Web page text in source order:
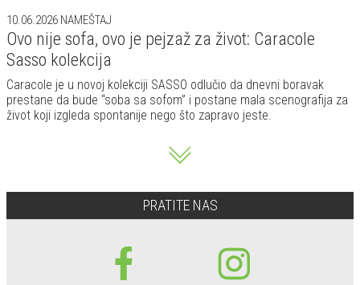
10.06.2026 NAMEŠTAJ
Ovo nije sofa, ovo je pejzaž za život: Caracole
Sasso kolekcija
Caracole je u novoj kolekciji SASSO odlučio da dnevni boravak
prestane da bude “soba sa sofom” i postane mala scenografija za
život koji izgleda spontanije nego što zapravo jeste.
PRATITE NAS